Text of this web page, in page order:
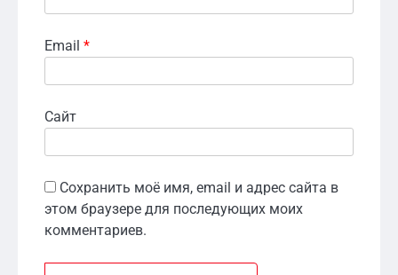
Email *
Сайт
Сохранить моё имя, email и адрес сайта в
этом браузере для последующих моих
комментариев.